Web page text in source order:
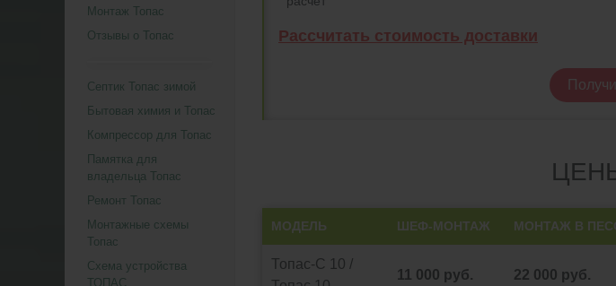
Монтаж Топас
Отзывы о Топас
Септик Топас зимой
Бытовая химия и Топас
Компрессор для Топас
Памятка для
владельца Топас
Ремонт Топас
Монтажные схемы
Топас
Схема устройства
ТОПАС
Рассчитать стоимость доставки
МОДЕЛЬ ШЕФ-МОНТАЖ МОНТАЖ В
Топас-С 10 /
11 000 руб. 22 000 руб.